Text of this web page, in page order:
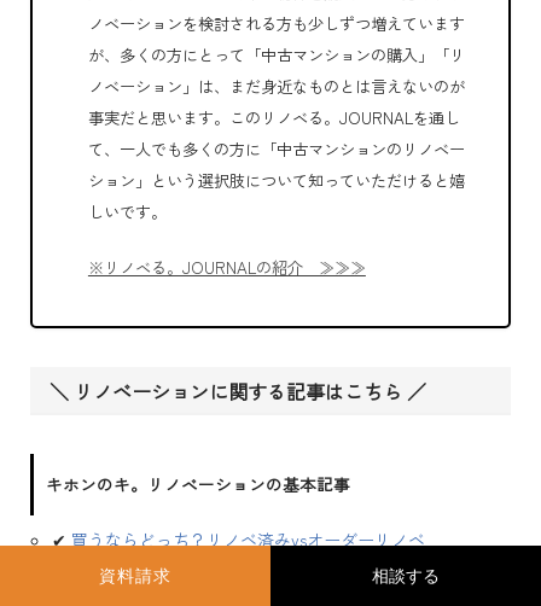
資料請求
ノベーションを検討される方も少しずつ増えています
が、多くの方にとって「中古マンションの購入」「リ
ノベーション」は、まだ身近なものとは言えないのが
事実だと思います。このリノベる。JOURNALを通し
て、一人でも多くの方に「中古マンションのリノベー
ション」という選択肢について知っていただけると嬉
しいです。
※リノベる。JOURNALの紹介 ≫≫≫
＼ リノベーションに関する記事はこちら ／
キホンのキ。リノベーションの基本記事
✔ 買うならどっち？リノベ済みvsオーダーリノベ
中古マンションの購入メリットとは？